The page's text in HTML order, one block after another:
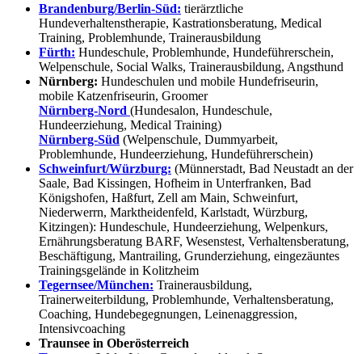
Brandenburg/Berlin-Süd: tierärztliche
Hundeverhaltenstherapie, Kastrationsberatung, Medical
Training, Problemhunde, Trainerausbildung
Fürth: Hundeschule, Problemhunde, Hundeführerschein,
Welpenschule, Social Walks, Trainerausbildung, Angsthund
Nürnberg: Hundeschulen und mobile Hundefriseurin,
mobile Katzenfriseurin, Groomer
Nürnberg-Nord (Hundesalon, Hundeschule,
Hundeerziehung, Medical Training)
Nürnberg-Süd (Welpenschule, Dummyarbeit,
Problemhunde, Hundeerziehung, Hundeführerschein)
Schweinfurt/Würzburg: (Münnerstadt, Bad Neustadt an der
Saale, Bad Kissingen, Hofheim in Unterfranken, Bad
Königshofen, Haßfurt, Zell am Main, Schweinfurt,
Niederwerrn, Marktheidenfeld, Karlstadt, Würzburg,
Kitzingen): Hundeschule, Hundeerziehung, Welpenkurs,
Ernährungsberatung BARF, Wesenstest, Verhaltensberatung,
Beschäftigung, Mantrailing, Grunderziehung, eingezäuntes
Trainingsgelände in Kolitzheim
Tegernsee/München: Trainerausbildung,
Trainerweiterbildung, Problemhunde, Verhaltensberatung,
Coaching, Hundebegegnungen, Leinenaggression,
Intensivcoaching
Traunsee in Oberösterreich